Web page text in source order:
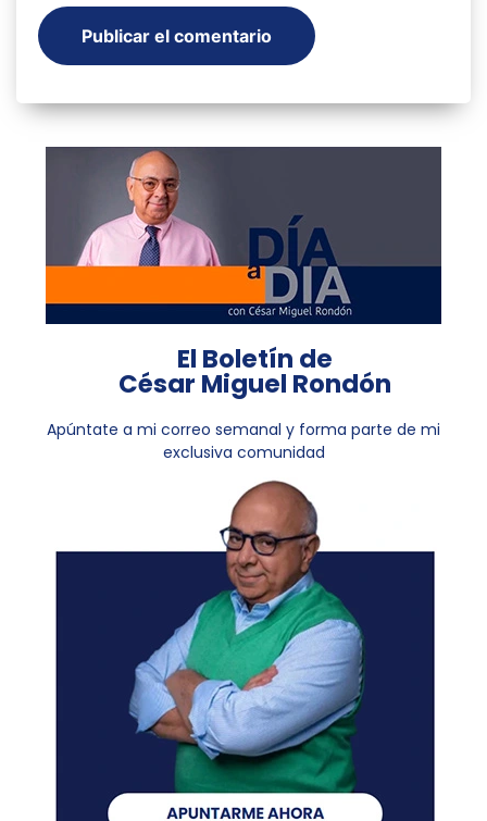
El Boletín de
César Miguel Rondón
Apúntate a mi correo semanal y forma parte de mi
exclusiva comunidad